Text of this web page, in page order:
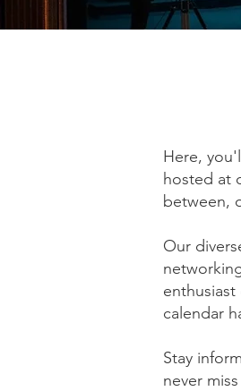
Here,
hosted at
between,
Our
calendar
Stay
never